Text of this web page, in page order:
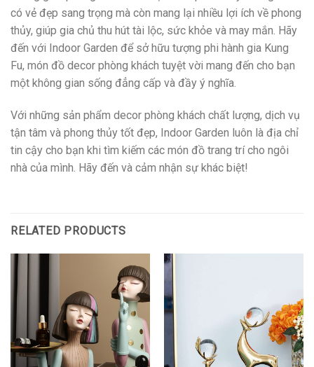
có vẻ đẹp sang trọng mà còn mang lại nhiều lợi ích về phong
thủy, giúp gia chủ thu hút tài lộc, sức khỏe và may mắn. Hãy
đến với Indoor Garden để sở hữu tượng phi hành gia Kung
Fu, món đồ decor phòng khách tuyệt vời mang đến cho bạn
một không gian sống đẳng cấp và đầy ý nghĩa.
Với những sản phẩm decor phòng khách chất lượng, dịch vụ
tận tâm và phong thủy tốt đẹp, Indoor Garden luôn là địa chỉ
tin cậy cho bạn khi tìm kiếm các món đồ trang trí cho ngôi
nhà của mình. Hãy đến và cảm nhận sự khác biệt!
RELATED PRODUCTS